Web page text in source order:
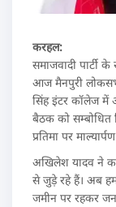
करहल:
समाजवादी पार्टी
आज मैनपुरी
सिंह इंटर कॉलेज में
बैठक को सम्बोधित
प्रतिमा पर
अखिलेश यादव ने
से जुडे़ रहे हैं। अब
जमीन पर रहकर